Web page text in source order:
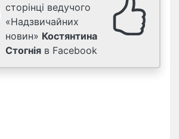
сторінці ведучого
«Надзвичайних
новин» Костянтина
Стогнія в Facebook